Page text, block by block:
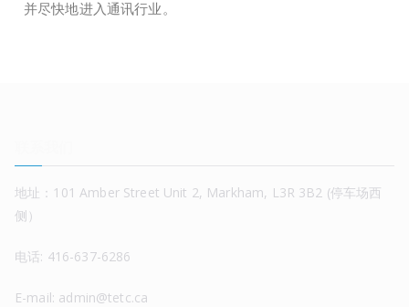
并尽快地进入通讯行业。
地址：101 Amber Street Unit 2, Markham, L3R 3B2 (停车场西
侧）
电话: 416-637-6286
E-mail: admin@tetc.ca